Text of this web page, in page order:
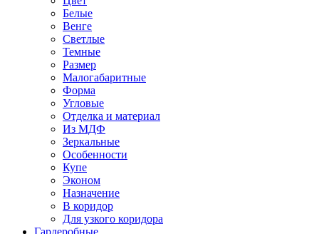
Белые
Венге
Светлые
Темные
Размер
Малогабаритные
Форма
Угловые
Отделка и материал
Из МДФ
Зеркальные
Особенности
Купе
Эконом
Назначение
В коридор
Для узкого коридора
Гардеробные